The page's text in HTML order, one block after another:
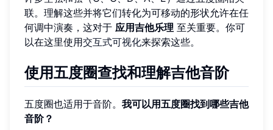
联。理解这些并将它们转化为可移动的形状允许在任
何调中演奏，这对于 应用吉他乐理 至关重要。你可
以在这里使用交互式可视化来探索这些。
使用五度圈查找和理解吉他音阶
五度圈也适用于音阶。 我可以用五度圈找到哪些吉他
音阶？